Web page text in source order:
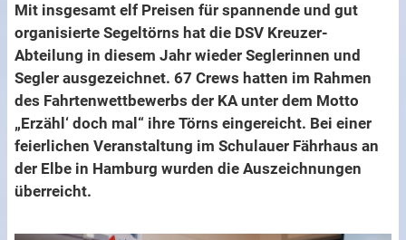
Mit insgesamt elf Preisen für spannende und gut
organisierte Segeltörns hat die DSV Kreuzer-
Abteilung in diesem Jahr wieder Seglerinnen und
Segler ausgezeichnet. 67 Crews hatten im Rahmen
des Fahrtenwettbewerbs der KA unter dem Motto
„Erzähl‘ doch mal“ ihre Törns eingereicht. Bei einer
feierlichen Veranstaltung im Schulauer Fährhaus an
der Elbe in Hamburg wurden die Auszeichnungen
überreicht.